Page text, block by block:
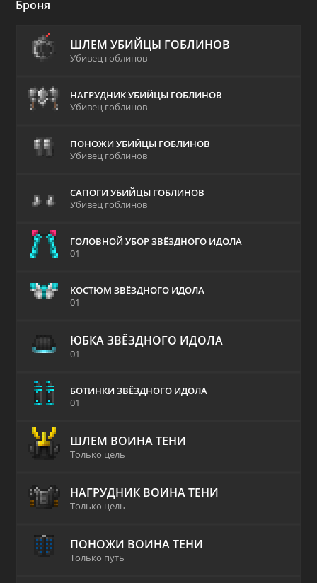
Броня
ШЛЕМ УБИЙЦЫ ГОБЛИНОВ
Убивец гоблинов
НАГРУДНИК УБИЙЦЫ ГОБЛИНОВ
Убивец гоблинов
ПОНОЖИ УБИЙЦЫ ГОБЛИНОВ
Убивец гоблинов
САПОГИ УБИЙЦЫ ГОБЛИНОВ
Убивец гоблинов
ГОЛОВНОЙ УБОР ЗВЁЗДНОГО ИДОЛА
01
КОСТЮМ ЗВЁЗДНОГО ИДОЛА
01
ЮБКА ЗВЁЗДНОГО ИДОЛА
01
БОТИНКИ ЗВЁЗДНОГО ИДОЛА
01
ШЛЕМ ВОИНА ТЕНИ
Только цель
НАГРУДНИК ВОИНА ТЕНИ
Только цель
ПОНОЖИ ВОИНА ТЕНИ
Только путь